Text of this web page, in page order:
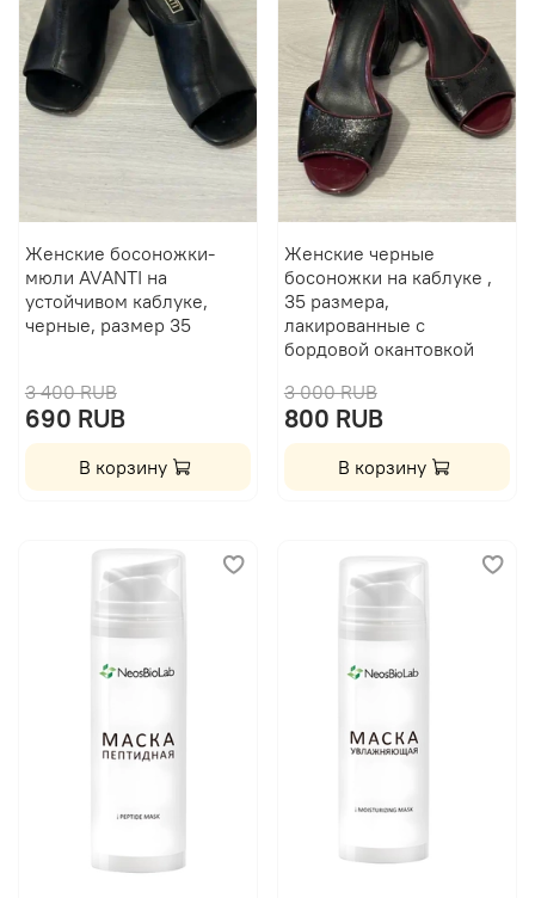
Женские босоножки-
мюли AVANTI на
устойчивом каблуке,
черные, размер 35
3 400 RUB
690 RUB
В корзину
Женские черные
босоножки на каблуке ,
35 размера,
лакированные с
бордовой окантовкой
3 000 RUB
800 RUB
В корзину